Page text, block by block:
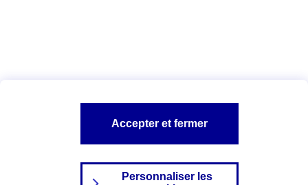
Personnaliser les
Accepter et fermer